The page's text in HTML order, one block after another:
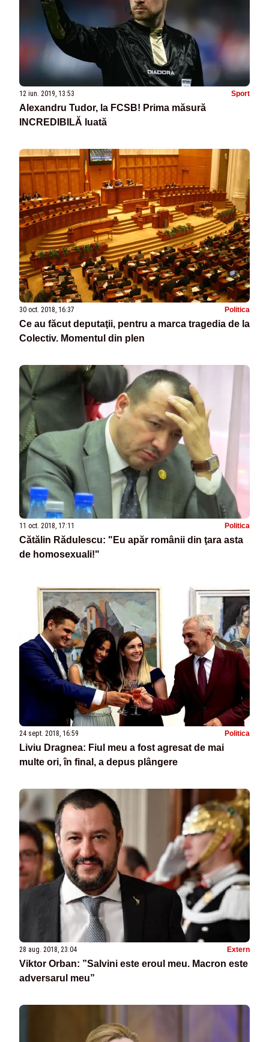
12 iun. 2019, 13:53 Sport
Alexandru Tudor, la FCSB! Prima măsură
INCREDIBILĂ luată
30 oct. 2018, 16:37 Politica
Ce au făcut deputaţii, pentru a marca tragedia de la
Colectiv. Momentul din plen
11 oct. 2018, 17:11 Politica
Cătălin Rădulescu: "Eu apăr românii din ţara asta
de homosexuali!"
24 sept. 2018, 16:59 Politica
Liviu Dragnea: Fiul meu a fost agresat de mai
multe ori, în final, a depus plângere
28 aug. 2018, 23:04 Extern
Viktor Orban: ”Salvini este eroul meu. Macron este
adversarul meu”